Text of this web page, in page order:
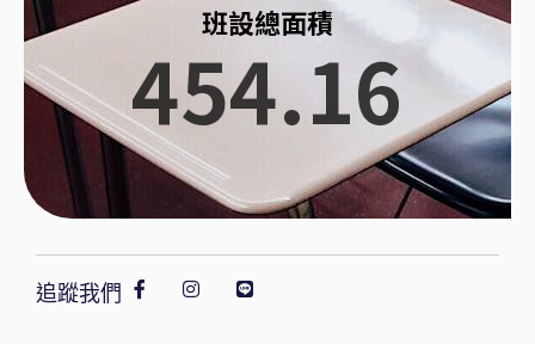
班設總面積
454.16
追蹤我們